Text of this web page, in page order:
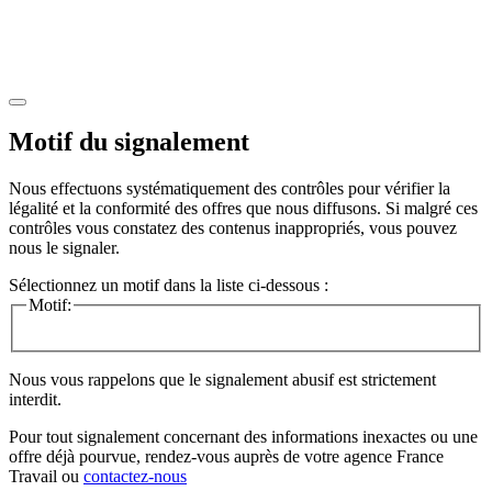
Motif du signalement
Nous effectuons systématiquement des contrôles pour vérifier la
légalité et la conformité des offres que nous diffusons. Si malgré ces
contrôles vous constatez des contenus inappropriés, vous pouvez
nous le signaler.
Sélectionnez un motif dans la liste ci-dessous :
Motif:
Nous vous rappelons que le signalement abusif est strictement
interdit.
Pour tout signalement concernant des informations inexactes ou une
offre déjà pourvue, rendez-vous auprès de votre agence France
Travail ou contactez-nous